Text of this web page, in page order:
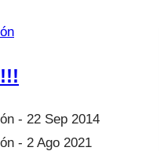
22 Sep 2014
2 Ago 2021